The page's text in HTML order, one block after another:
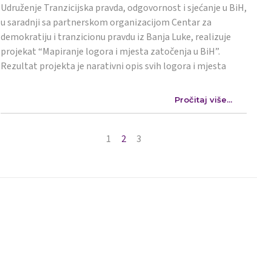
Udruženje Tranzicijska pravda, odgovornost i sjećanje u BiH,
u saradnji sa partnerskom organizacijom Centar za
demokratiju i tranzicionu pravdu iz Banja Luke, realizuje
projekat “Mapiranje logora i mjesta zatočenja u BiH”.
Rezultat projekta je narativni opis svih logora i mjesta
Pročitaj više...
1 2 3